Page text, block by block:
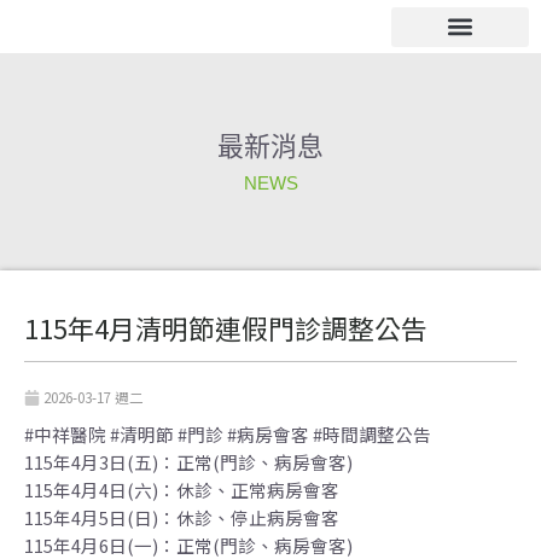
最新消息
NEWS
115年4月清明節連假門診調整公告
2026-03-17 週二
#中祥醫院 #清明節 #門診 #病房會客 #時間調整公告
115年4月3日(五)：正常(門診、病房會客)
115年4月4日(六)：休診、正常病房會客
115年4月5日(日)：休診、停止病房會客
115年4月6日(一)：正常(門診、病房會客)